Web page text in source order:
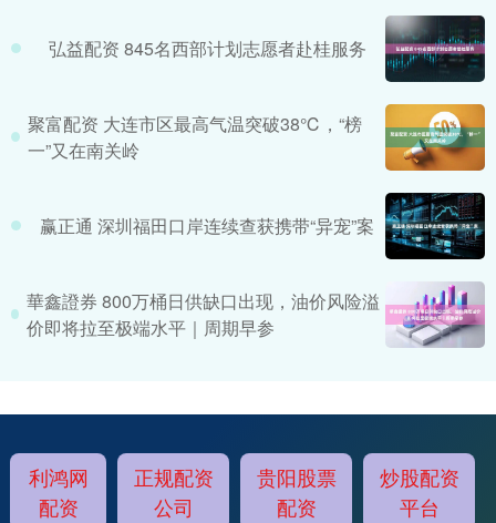
弘益配资 845名西部计划志愿者赴桂服务
聚富配资 大连市区最高气温突破38℃，“榜
一”又在南关岭
赢正通 深圳福田口岸连续查获携带“异宠”案
華鑫證券 800万桶日供缺口出现，油价风险溢
价即将拉至极端水平｜周期早参
利鸿网
配资
正规配资
公司
贵阳股票
配资
炒股配资
平台